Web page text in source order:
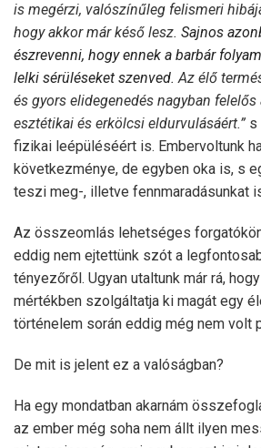
is megérzi, valószínűleg felismeri
hogy akkor már késő lesz. Sajnos
észrevenni, hogy ennek a barbár
lelki sérüléseket szenved. Az élő
és gyors elidegenedés nagyban
esztétikai és erkölcsi eldurvulásáért.” s
fizikai leépüléséért is. Embervoltunk
következménye, de egyben oka is, s
teszi meg-, illetve fennmaradásunkat
Az összeomlás lehetséges
eddig nem ejtettünk szót a
tényezőről. Ugyan utaltunk már rá,
mértékben szolgáltatja ki magát egy
történelem során eddig még nem volt
De mit is jelent ez a valóságban?
Ha egy mondatban akarnám
az ember még soha nem állt ilyen